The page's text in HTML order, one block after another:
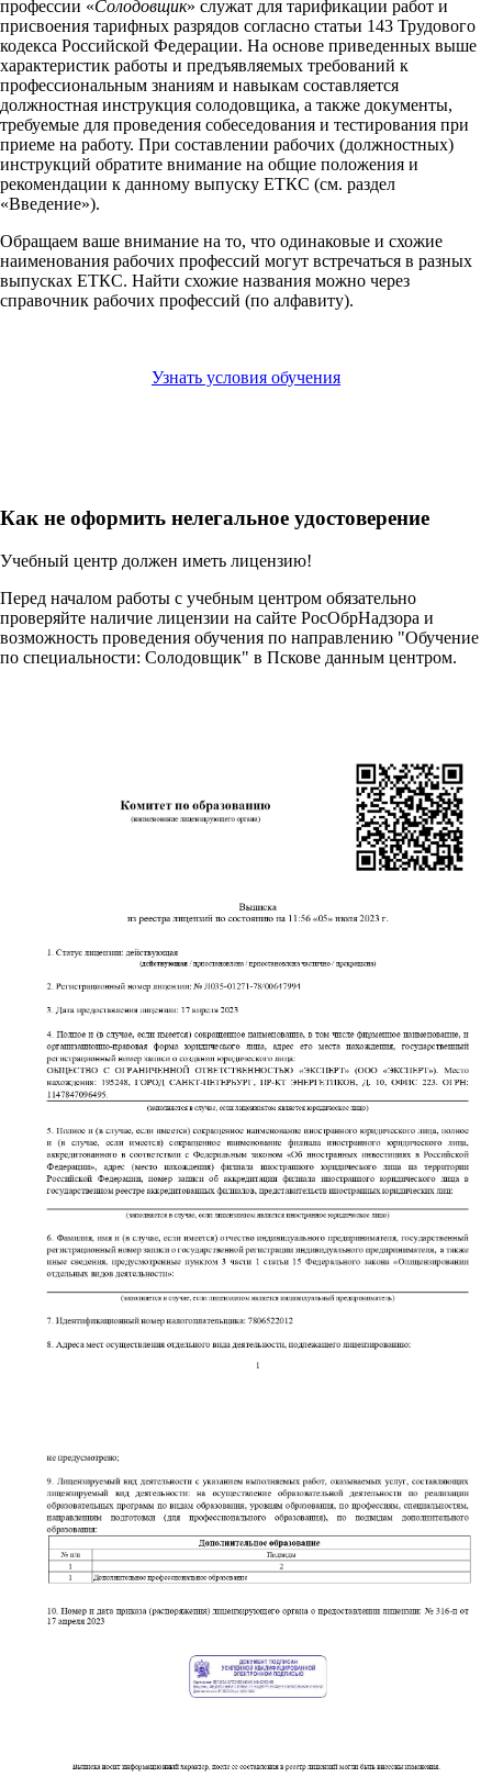
профессии «Солодовщик» служат для тарификации работ и
присвоения тарифных разрядов согласно статьи 143 Трудового
кодекса Российской Федерации. На основе приведенных выше
характеристик работы и предъявляемых требований к
профессиональным знаниям и навыкам составляется
должностная инструкция солодовщика, а также документы,
требуемые для проведения собеседования и тестирования при
приеме на работу. При составлении рабочих (должностных)
инструкций обратите внимание на общие положения и
рекомендации к данному выпуску ЕТКС (см. раздел
«Введение»).
Обращаем ваше внимание на то, что одинаковые и схожие
наименования рабочих профессий могут встречаться в разных
выпусках ЕТКС. Найти схожие названия можно через
справочник рабочих профессий (по алфавиту).
Узнать условия обучения
Как не оформить нелегальное удостоверение
Учебный центр должен иметь лицензию!
Перед началом работы с учебным центром обязательно
проверяйте наличие лицензии на сайте РосОбрНадзора и
возможность проведения обучения по направлению "Обучение
по специальности: Солодовщик" в Пскове данным центром.